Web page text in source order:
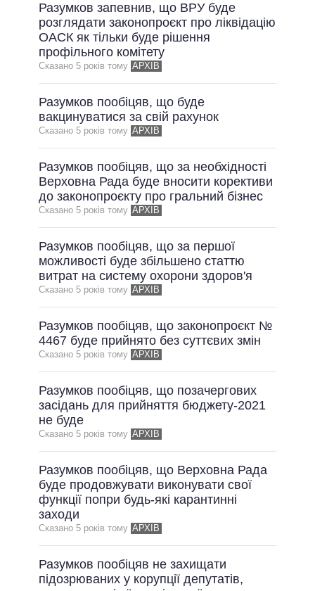
Разумков запевнив, що ВРУ буде
розглядати законопроєкт про ліквідацію
ОАСК як тільки буде рішення
профільного комітету
Сказано 5 рокiв тому АРХІВ
Разумков пообіцяв, що буде
вакцинуватися за свій рахунок
Сказано 5 рокiв тому АРХІВ
Разумков пообіцяв, що за необхідності
Верховна Рада буде вносити корективи
до законопроєкту про гральний бізнес
Сказано 5 рокiв тому АРХІВ
Разумков пообіцяв, що за першої
можливості буде збільшено статтю
витрат на систему охорони здоров'я
Сказано 5 рокiв тому АРХІВ
Разумков пообіцяв, що законопроєкт №
4467 буде прийнято без суттєвих змін
Сказано 5 рокiв тому АРХІВ
Разумков пообіцяв, що позачергових
засідань для прийняття бюджету-2021
не буде
Сказано 5 рокiв тому АРХІВ
Разумков пообіцяв, що Верховна Рада
буде продовжувати виконувати свої
функції попри будь-які карантинні
заходи
Сказано 5 рокiв тому АРХІВ
Разумков пообіцяв не захищати
підозрюваних у корупції депутатів,